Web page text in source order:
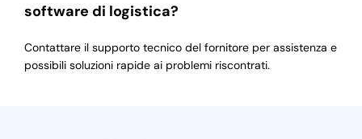
software di logistica?
Contattare il supporto tecnico del fornitore per assistenza e
possibili soluzioni rapide ai problemi riscontrati.